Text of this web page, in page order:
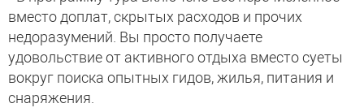
вместо доплат, скрытых расходов и прочих
недоразумений. Вы просто получаете
удовольствие от активного отдыха вместо суеты
вокруг поиска опытных гидов, жилья, питания и
снаряжения.